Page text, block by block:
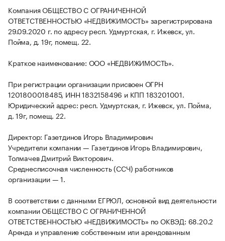
Компания ОБЩЕСТВО С ОГРАНИЧЕННОЙ
ОТВЕТСТВЕННОСТЬЮ «НЕДВИЖИМОСТЬ» зарегистрирована
29.09.2020 г. по адресу респ. Удмуртская, г. Ижевск, ул.
Пойма, д. 19г, помещ. 22.
Краткое наименование: ООО «НЕДВИЖИМОСТЬ».
При регистрации организации присвоен ОГРН
1201800018485, ИНН 1832158496 и КПП 183201001.
Юридический адрес: респ. Удмуртская, г. Ижевск, ул. Пойма,
д. 19г, помещ. 22.
Директор: Газетдинов Игорь Владимирович
Учредители компании — Газетдинов Игорь Владимирович,
Толмачев Дмитрий Викторович.
Среднесписочная численность (ССЧ) работников
организации — 1.
В соответствии с данными ЕГРЮЛ, основной вид деятельности
компании ОБЩЕСТВО С ОГРАНИЧЕННОЙ
ОТВЕТСТВЕННОСТЬЮ «НЕДВИЖИМОСТЬ» по ОКВЭД: 68.20.2
Аренда и управление собственным или арендованным